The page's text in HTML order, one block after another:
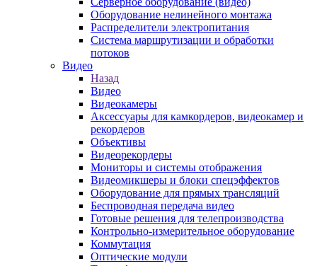
Оборудование нелинейного монтажа
Распределители электропитания
Система маршрутизации и обработки
потоков
Видео
Назад
Видео
Видеокамеры
Аксессуары для камкордеров, видеокамер и
рекордеров
Объективы
Видеорекордеры
Мониторы и системы отображения
Видеомикшеры и блоки спецэффектов
Оборудование для прямых трансляций
Беспроводная передача видео
Готовые решения для телепроизводства
Контрольно-измерительное оборудование
Коммутация
Оптические модули